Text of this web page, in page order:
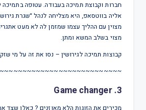
חברות וקבוצת תמיכה בעבודה. עטופה בתמיכה
אליה בווטסאפ, היא מצליחה לנהל ״שגרת
מצוין עם ההליך עצמו שמזמן לה לא מעט
מצוי בשלב המשא ומתן.
קבוצות תמיכה לגירושין – נסו את זה על מי
3. Game changer
מכירים את הזוגות הלא מאוזנים ? כאלו שצד